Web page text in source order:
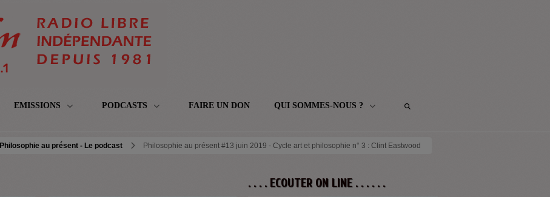
EMISSIONS PODCASTS FAIRE UN DON QUI SOMMES-NOUS ?
Philosophie au présent - Le podcast Philosophie au présent #13 juin 2019 - Cycle art et philosophie n° 3 : Clint Eastwood
. . . . ECOUTER ON LINE . . . . . .